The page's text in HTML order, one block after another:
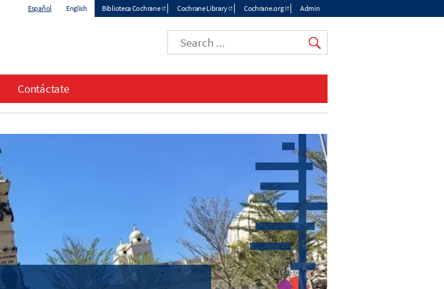
Español English Biblioteca Cochrane Cochrane Library Cochrane.org Admin
Contáctate